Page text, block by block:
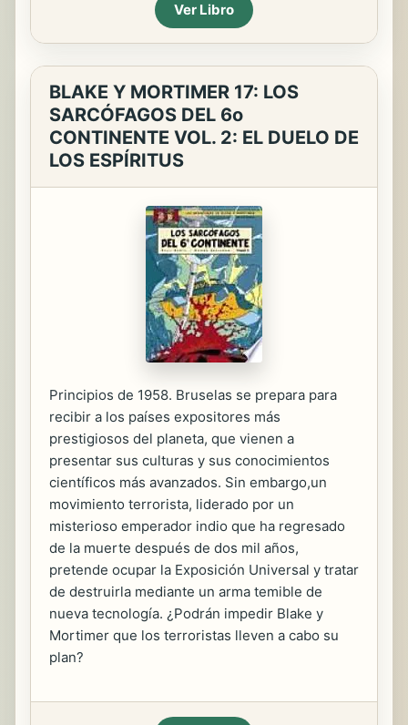
Ver Libro
BLAKE Y MORTIMER 17: LOS
SARCÓFAGOS DEL 6o
CONTINENTE VOL. 2: EL DUELO DE
LOS ESPÍRITUS
Principios de 1958. Bruselas se prepara para
recibir a los países expositores más
prestigiosos del planeta, que vienen a
presentar sus culturas y sus conocimientos
científicos más avanzados. Sin embargo,un
movimiento terrorista, liderado por un
misterioso emperador indio que ha regresado
de la muerte después de dos mil años,
pretende ocupar la Exposición Universal y tratar
de destruirla mediante un arma temible de
nueva tecnología. ¿Podrán impedir Blake y
Mortimer que los terroristas lleven a cabo su
plan?